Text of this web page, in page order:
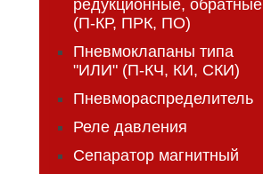
редукционные, обратные
(П-КР, ПРК, ПО)
Пневмоклапаны типа
"ИЛИ" (П-КЧ, КИ, СКИ)
Пневмораспределитель
Реле давления
Сепаратор магнитный